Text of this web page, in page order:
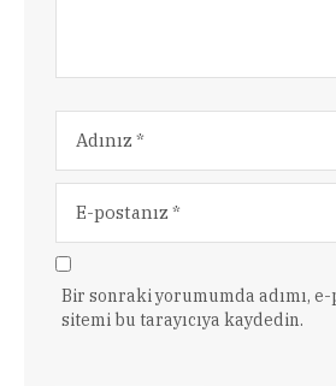
Bir sonraki yorumumda adımı, e-
sitemi bu tarayıcıya kaydedin.